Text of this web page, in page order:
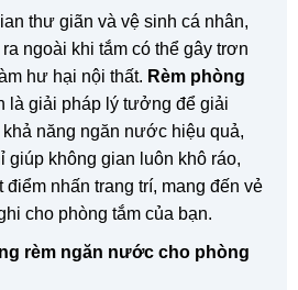
thư giãn và vệ sinh cá nhân,
ngoài khi tắm có thể gây trơn
hư hại nội thất. Rèm phòng
là giải pháp lý tưởng để giải
năng ngăn nước hiệu quả,
giúp không gian luôn khô ráo,
điểm nhấn trang trí, mang đến vẻ
cho phòng tắm của bạn.
rèm ngăn nước cho phòng